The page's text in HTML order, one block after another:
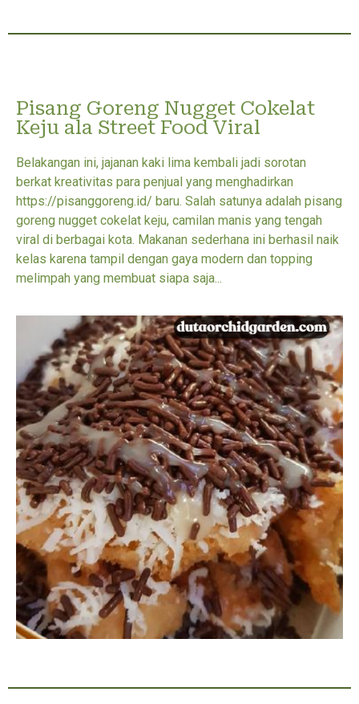
Pisang Goreng Nugget Cokelat
Keju ala Street Food Viral
Belakangan ini, jajanan kaki lima kembali jadi sorotan
berkat kreativitas para penjual yang menghadirkan
https://pisanggoreng.id/ baru. Salah satunya adalah pisang
goreng nugget cokelat keju, camilan manis yang tengah
viral di berbagai kota. Makanan sederhana ini berhasil naik
kelas karena tampil dengan gaya modern dan topping
melimpah yang membuat siapa saja...